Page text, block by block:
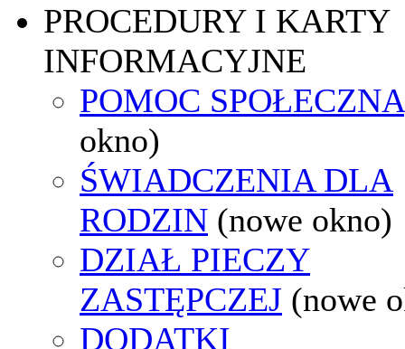
PROCEDURY I KARTY
INFORMACYJNE
POMOC SPOŁECZNA
okno)
ŚWIADCZENIA DLA
RODZIN (nowe okno)
DZIAŁ PIECZY
ZASTĘPCZEJ (nowe
DODATKI